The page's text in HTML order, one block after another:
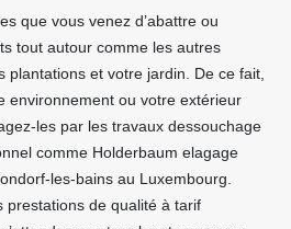
que vous venez d’abattre ou
tout autour comme les autres
plantations et votre jardin. De ce fait,
environnement ou votre extérieur
les par les travaux dessouchage
comme Holderbaum elagage
les-bains au Luxembourg.
prestations de qualité à tarif